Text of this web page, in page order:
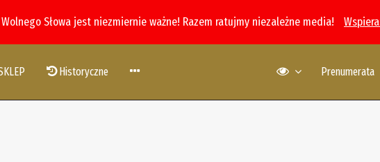
Słowa jest niezmiernie ważne! Razem ratujmy niezależne media!
Historyczne Prenumerata